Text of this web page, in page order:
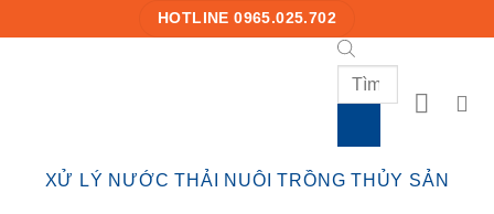
to
HOTLINE 0965.025.702
Products
search
XỬ LÝ NƯỚC THẢI NUÔI TRỒNG THỦY SẢN